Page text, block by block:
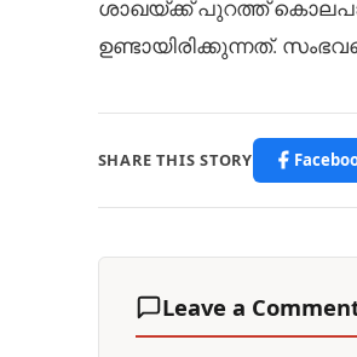
ശാഖയ്ക്ക് പുറത്ത്
ഉണ്ടായിരിക്കുന്നത്.
SHARE THIS STORY
Leave a